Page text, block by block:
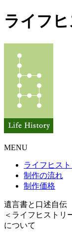
ライフ
MENU
ライフヒス
制作の流れ
制作価格
遺言書と口述自伝
＜ライフヒストリ
について